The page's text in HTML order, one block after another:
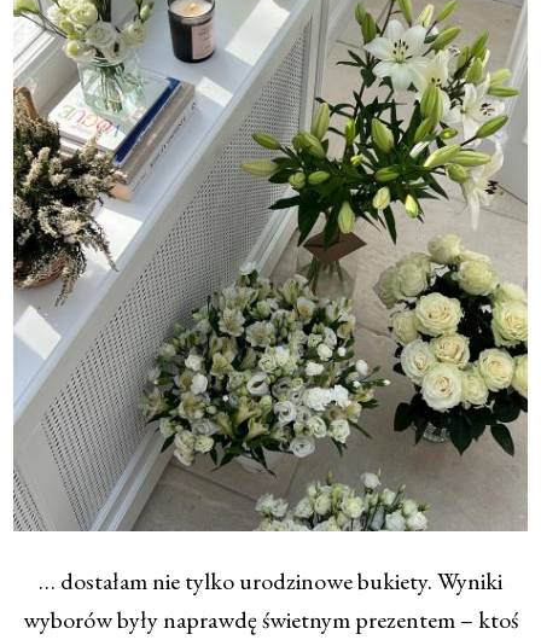
… dostałam nie tylko urodzinowe bukiety. Wyniki
wyborów były naprawdę świetnym prezentem – ktoś